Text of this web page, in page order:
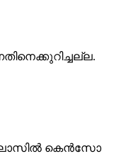
ക്ലാസിൽ കെൻസോ